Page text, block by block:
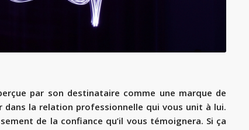
par son destinataire comme une marque de
dans la relation professionnelle qui vous unit à lui.
de la confiance qu’il vous témoignera. Si ça